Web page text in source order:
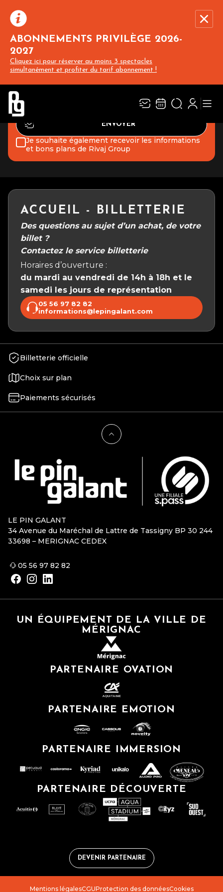
ABONNEMENTS PRIVILÈGE 2026-
2027
Cliquez ici pour réserver au moins 3 spectacles
simultanément et profiter du tarif abonnement !
NEWSLETTER
Recevez l’actualité des spectacles, concerts
et événements du PIN GALANT en vous
abonnant à notre newsletter :
Rivaj Group traite votre adresse électronique pour la gestion de votre
abonnement à la newsletter lepingalant.com. Vous pouvez retirer votre
politique de protection des données.
Je souhaite également recevoir les informations
et bons plans de Rivaj Group
ACCUEIL - BILLETTERIE
Des questions au sujet d’un achat, de votre
billet ?
Contactez le service billetterie
Horaires d’ouverture :
du mardi au vendredi de 14h à 18h et le
samedi les jours de représentation
05 56 97 82 82
informations@lepingalant.com
Billetterie officielle
Choix sur plan
Paiements sécurisés
LE PIN GALANT
34 Avenue du Maréchal de Lattre de Tassigny BP 30 244
33698 – MERIGNAC CEDEX
05 56 97 82 82
UN ÉQUIPEMENT DE LA VILLE DE
MÉRIGNAC
PARTENAIRE OVATION
PARTENAIRE EMOTION
PARTENAIRE IMMERSION
PARTENAIRE DÉCOUVERTE
DEVENIR PARTENAIRE
Mentions légalesCGUProtection des donnéesCookies